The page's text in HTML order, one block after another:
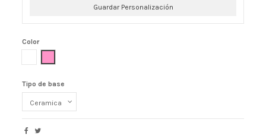
Guardar Personalización
Color
Tipo de base